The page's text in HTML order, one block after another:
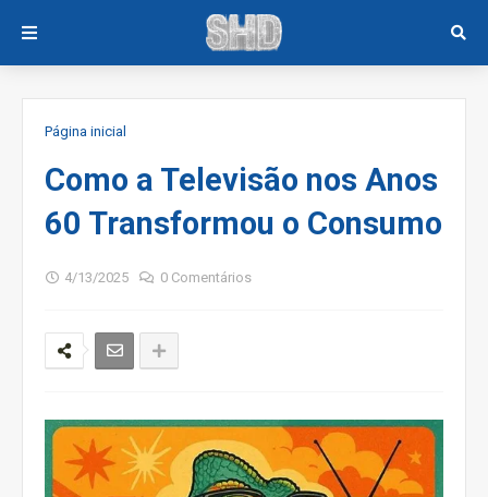
Página inicial
Como a Televisão nos Anos
60 Transformou o Consumo
4/13/2025 0 Comentários